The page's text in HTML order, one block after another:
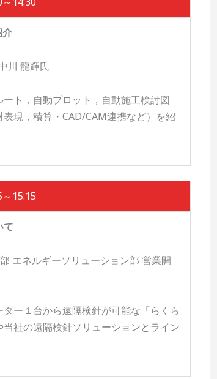
介
龍輝氏
ト，自動プロット，自動施工検討図
現，積算・CAD/CAM連携など）を紹
15:15
て
ネルギーソリューション部 営業開
ー１台から遠隔検針が可能な「らくら
社の遠隔検針ソリューションとライン